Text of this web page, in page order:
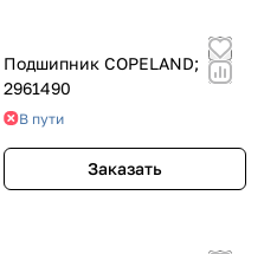
Подшипник COPELAND;
2961490
В пути
Заказать